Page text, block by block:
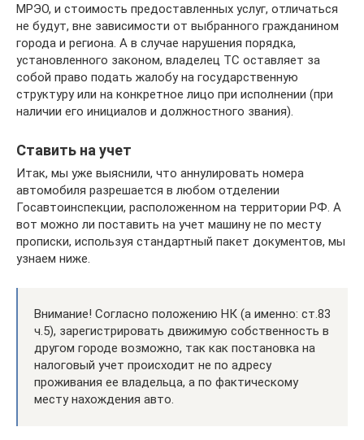
МРЭО, и стоимость предоставленных услуг, отличаться
не будут, вне зависимости от выбранного гражданином
города и региона. А в случае нарушения порядка,
установленного законом, владелец ТС оставляет за
собой право подать жалобу на государственную
структуру или на конкретное лицо при исполнении (при
наличии его инициалов и должностного звания).
Ставить на учет
Итак, мы уже выяснили, что аннулировать номера
автомобиля разрешается в любом отделении
Госавтоинспекции, расположенном на территории РФ. А
вот можно ли поставить на учет машину не по месту
прописки, используя стандартный пакет документов, мы
узнаем ниже.
Внимание! Согласно положению НК (а именно: ст.83
ч.5), зарегистрировать движимую собственность в
другом городе возможно, так как постановка на
налоговый учет происходит не по адресу
проживания ее владельца, а по фактическому
месту нахождения авто.